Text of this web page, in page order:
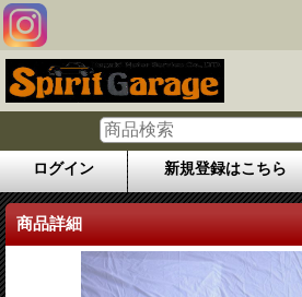
ログイン 新規登録はこちら
商品詳細